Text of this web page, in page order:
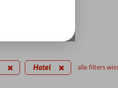
Hotel alle filters